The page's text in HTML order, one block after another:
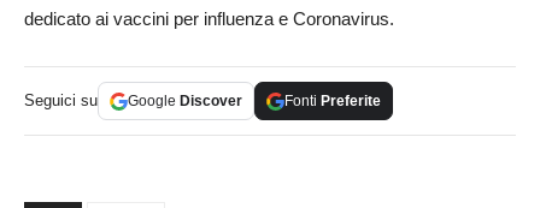
dedicato ai vaccini per influenza e Coronavirus.
Seguici su Google Discover Fonti Preferite